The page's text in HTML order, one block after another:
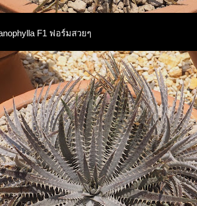
F1 ฟอร์มสวยๆ